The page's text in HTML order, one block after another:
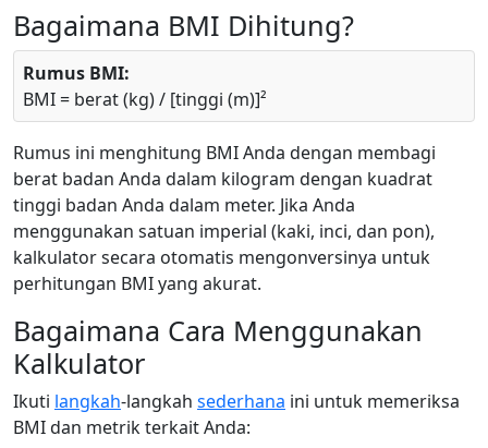
Bagaimana BMI Dihitung?
Rumus BMI:
BMI = berat (kg) / [tinggi (m)]²
Rumus ini menghitung BMI Anda dengan membagi
berat badan Anda dalam kilogram dengan kuadrat
tinggi badan Anda dalam meter. Jika Anda
menggunakan satuan imperial (kaki, inci, dan pon),
kalkulator secara otomatis mengonversinya untuk
perhitungan BMI yang akurat.
Bagaimana Cara Menggunakan
Kalkulator
Ikuti langkah-langkah sederhana ini untuk memeriksa
BMI dan metrik terkait Anda: